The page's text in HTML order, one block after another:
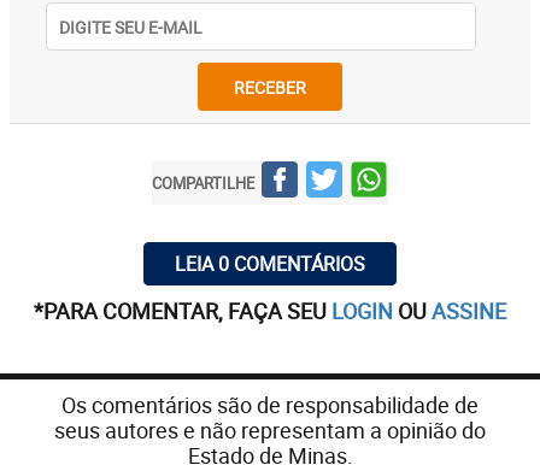
RECEBER
COMPARTILHE
LEIA 0 COMENTÁRIOS
*PARA COMENTAR, FAÇA SEU LOGIN OUASSINE
Os comentários são de responsabilidade de
seus autores e não representam a opinião do
Estado de Minas.